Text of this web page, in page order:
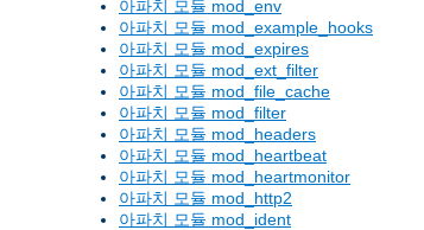
아파치 모듈 mod_env
아파치 모듈 mod_example_hooks
아파치 모듈 mod_expires
아파치 모듈 mod_ext_filter
아파치 모듈 mod_file_cache
아파치 모듈 mod_filter
아파치 모듈 mod_headers
아파치 모듈 mod_heartbeat
아파치 모듈 mod_heartmonitor
아파치 모듈 mod_http2
아파치 모듈 mod_ident